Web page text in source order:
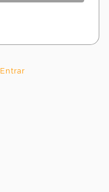
Entrar